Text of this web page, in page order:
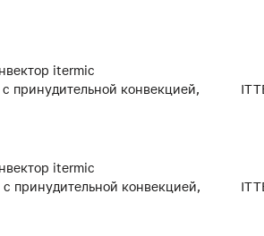
itermic
принудительной конвекцией,
itermic
принудительной конвекцией,